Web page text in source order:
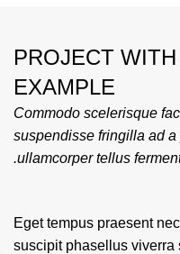
PROJECT
EXAMPLE
Commodo scelerisque
suspendisse fringilla ad
ullamcorper tellus
Eget tempus praesent
suscipit phasellus